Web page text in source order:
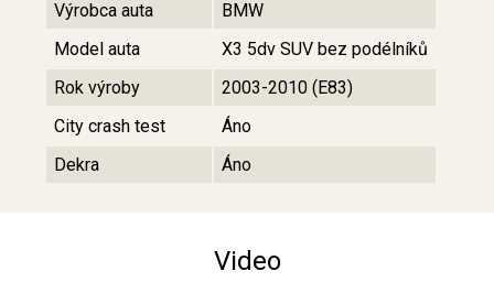
Výrobca auta
BMW
Model auta
X3 5dv SUV bez podélníků
Rok výroby
2003-2010 (E83)
City crash test
Áno
Dekra
Áno
Video